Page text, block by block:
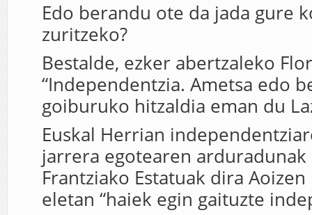
Edo berandu ote da jada gure
zuritzeko?
Bestalde, ezker abertzaleko
“Independentzia. Ametsa edo
goiburuko hitzaldia eman du
Euskal Herrian
jarrera egotearen arduradunak
Frantziako Estatuak dira
eletan “haiek egin gaituzte